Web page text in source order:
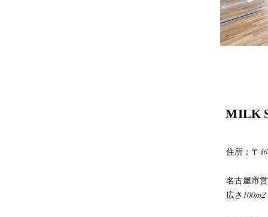
MILK
MILK
住所：〒
名古屋市
広さ